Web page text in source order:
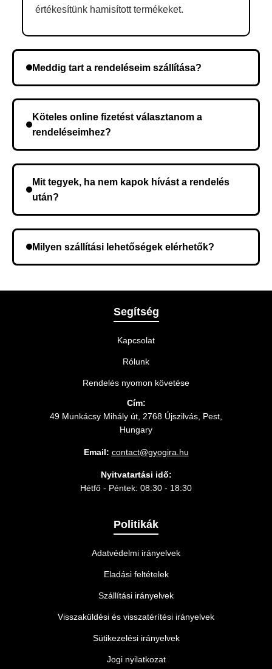
értékesítünk hamisított termékeket.
Meddig tart a rendeléseim szállítása?
kerül, és ez az időtartam függ a szállítási címtől.
Köteles online fizetést választanom a
rendeléseimhez?
Mit tegyek, ha nem kapok hívást a rendelés
után?
meg a rendelést.
Milyen szállítási lehetőségek elérhetők?
legmegfelelőbb szállítási módot.
Segítség
Kapcsolat
Rólunk
Rendelés nyomon követése
Cím:
49 Munkácsy Mihály út, 2768 Újszilvás, Pest,
Hungary
Email: contact@gyogira.hu
Nyitvatartási idő:
Hétfő - Péntek: 08:30 - 18:30
Politikák
Adatvédelmi irányelvek
Eladási feltételek
Szállítási irányelvek
Visszaküldési és visszatérítési irányelvek
Sütikezelési irányelvek
Jogi nyilatkozat